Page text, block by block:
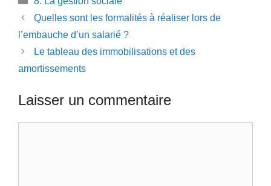
Quelles sont les formalités à réaliser lors de
l’embauche d’un salarié ?
Le tableau des immobilisations et des
amortissements
Laisser un commentaire